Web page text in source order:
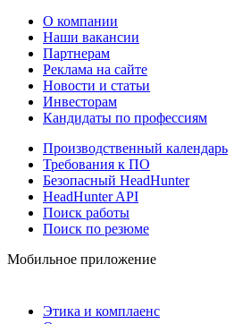
О компании
Наши вакансии
Партнерам
Реклама на сайте
Новости и статьи
Инвесторам
Кандидаты по профессиям
Производственный календарь
Требования к ПО
Безопасный HeadHunter
HeadHunter API
Поиск работы
Поиск по резюме
Мобильное приложение
Этика и комплаенс